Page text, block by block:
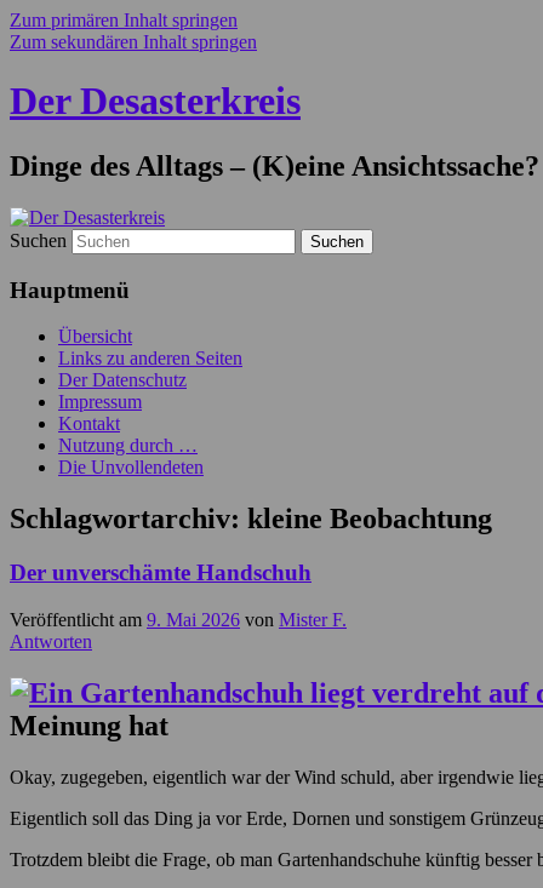
Zum primären Inhalt springen
Zum sekundären Inhalt springen
Der Desasterkreis
Dinge des Alltags – (K)eine Ansichtssache?
Suchen
Hauptmenü
Übersicht
Links zu anderen Seiten
Der Datenschutz
Impressum
Kontakt
Nutzung durch …
Die Unvollendeten
Schlagwortarchiv: kleine Beobachtung
Der unverschämte Handschuh
Veröffentlicht am 9. Mai 2026 von Mister F.
Antworten
Meinung hat
Okay, zugegeben, eigentlich war der Wind schuld, aber irgendwie
Eigentlich soll das Ding ja vor Erde, Dornen und sonstigem
Trotzdem bleibt die Frage, ob man Gartenhandschuhe künftig besser